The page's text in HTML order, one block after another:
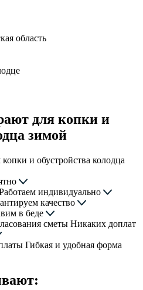
область
для копки и
зимой
индивидуально
качество
в беде
Никаких доплат
Гибкая и удобная форма